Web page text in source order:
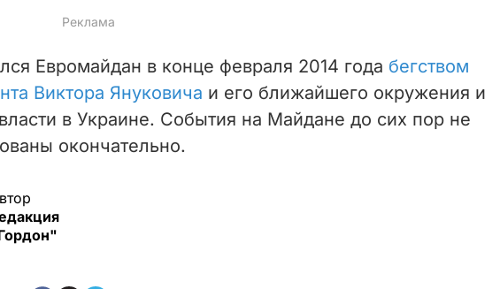
Евромайдан в конце февраля 2014 года бегством
Виктора Януковича и его ближайшего окружения и
в Украине. События на Майдане до сих пор не
окончательно.